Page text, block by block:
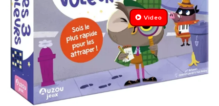
Video